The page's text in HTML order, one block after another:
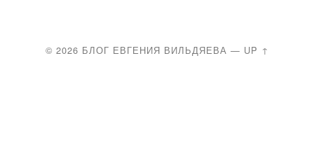
© 2026 БЛОГ ЕВГЕНИЯ ВИЛЬДЯЕВА — UP ↑